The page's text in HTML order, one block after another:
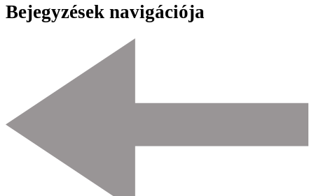
Bejegyzések navigációja